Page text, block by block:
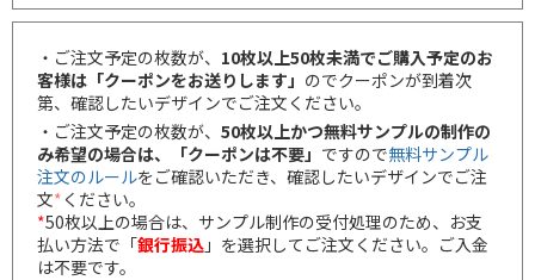
・ご注文予定の枚数が、 10枚以上50枚未満でご購入予定のお
客様は「クーポンをお送りします」 のでクーポンが到着次
第、確認したいデザインでご注文ください。
・ご注文予定の枚数が、 50枚以上かつ無料サンプルの制作の
み希望の場合は、「クーポンは不要」 ですので無料サンプル
注文のルールをご確認いただき、確認したいデザインでご注
文* ください。
*50枚以上の場合は、サンプル制作の受付処理のため、お支
払い方法で「銀行振込 」を選択してご注文ください。ご入金
は不要です。